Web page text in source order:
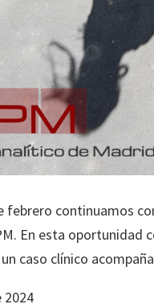
febrero continuamos
En esta oportunidad
caso clínico
2024